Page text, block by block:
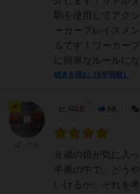
駒を使用してアク
ーカープレイスメ
ムです！ワーカー
に簡単なルールに
続きを読む（6年弱前）
422名 2名
８歳の娘が気に入
手番の中で、どう
いけるか、それを
神